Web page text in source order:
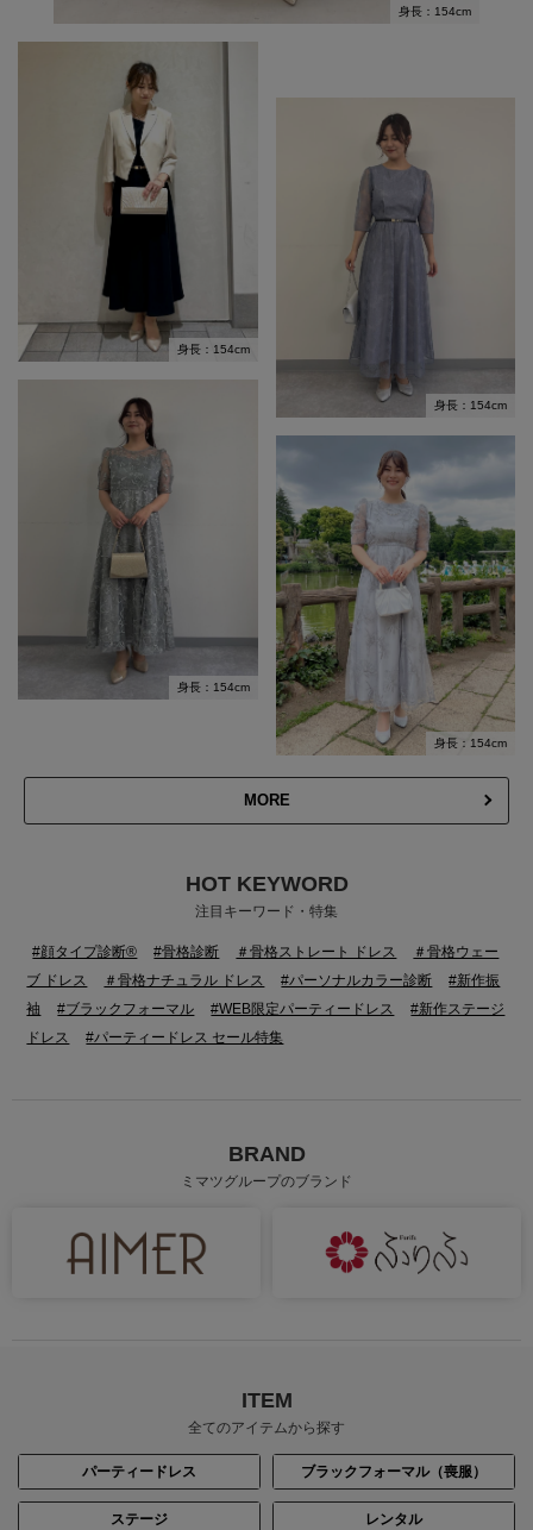
身長：154cm
身長：154cm
身長：154cm
身長：154cm
身長：154cm
MORE
HOT KEYWORD
注目キーワード・特集
#顔タイプ診断® #骨格診断 ＃骨格ストレート ドレス
＃骨格ウェー
ブ ドレス
＃骨格ナチュラル ドレス #パーソナルカラー診断
#新作振
袖
#ブラックフォーマル #WEB限定パーティードレス
#新作ステージ
ドレス
#パーティードレス セール特集
BRAND
ミマツグループのブランド
ITEM
全てのアイテムから探す
パーティードレス ブラックフォーマル（喪服）
ステージ レンタル